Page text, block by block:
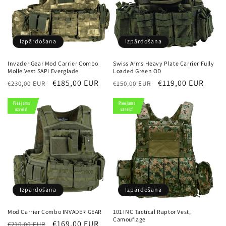
a
:
Izpārdošana
Invader Gear Mod Carrier Combo
Molle Vest SAPI Everglade
Parastā
€230,00 EUR
Izpārdošanas
€185,00 EUR
Izpārdošana
Swiss Arms Heavy Plate Carrier Fully
Loaded Green OD
Parastā
€150,00 EUR
Izpārdošanas
€119,00 EUR
Pieejams
uzreiz!
Izpārdošana
Mod Carrier Combo INVADER GEAR
Parastā
€210,00 EUR Izpārdošanas
€169,00 EUR
Pieejams
uzreiz!
Izpārdošana
101 INC Tactical Raptor Vest,
Camouflage